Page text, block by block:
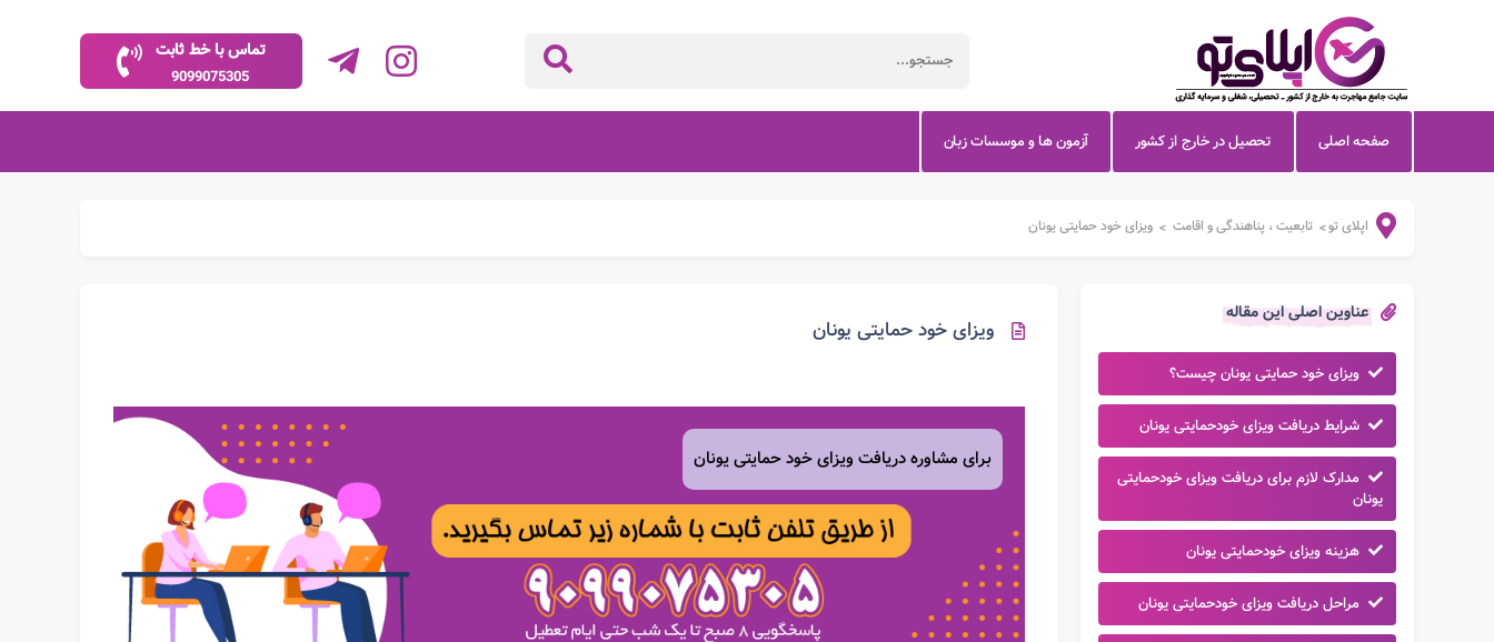
تماس با خط ثابت
9099075305
صفحه اصلی تحصیل در خارج از کشور آزمون ها و موسسات زبان
اپلای تو> تابعیت ، پناهندگی و اقامت > ویزای خود حمایتی یونان
عناوین اصلی این مقاله
ویزای خود حمایتی یونان چیست؟
شرایط دریافت ویزای خودحمایتی یونان
مدارک لازم برای دریافت ویزای خودحمایتی
یونان
هزینه ویزای خودحمایتی یونان
مراحل دریافت ویزای خودحمایتی یونان
ویزای خود حمایتی یونان
برای مشاوره دریافت ویزای خود حمایتی یونان